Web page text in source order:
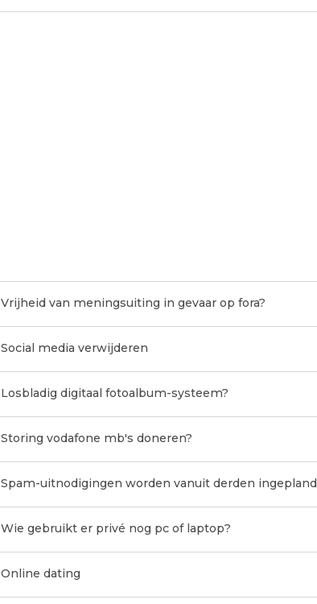
Vrijheid van meningsuiting in gevaar op fora?
Social media verwijderen
Losbladig digitaal fotoalbum-systeem?
Storing vodafone mb's doneren?
Spam-uitnodigingen worden vanuit derden ingepland
Wie gebruikt er privé nog pc of laptop?
Online dating